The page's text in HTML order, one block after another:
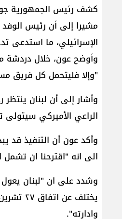
كشف رئيس الجمهورية
مشيرا إلى أن رئيس
الإسرائيلي، ما استدعى
وأوضح عون، خلال دردشة
"وإلا فليتحمل كل فريق
وأشار إلى أن لبنان ينتظر
الراعي الأميركي سيتولى
الى انه "اقترحنا ان
وشدد على ان "لبنان يعول
وادارته".